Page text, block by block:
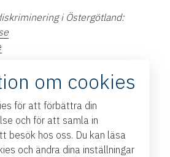
i Östergötland:
nyheter
om cookies
för att förbättra din
och för att samla in
besök hos oss. Du kan läsa
och ändra dina inställningar